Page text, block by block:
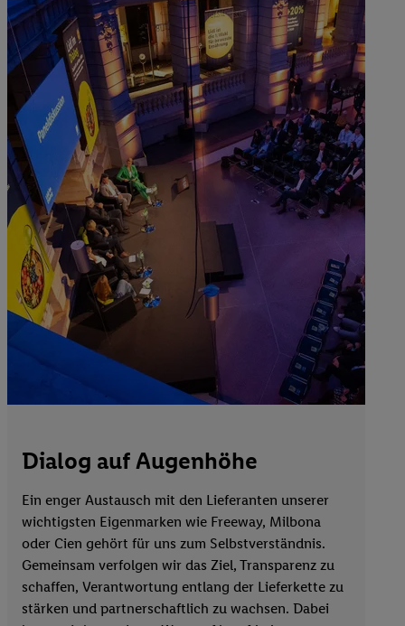
Dialog auf Augenhöhe
Ein enger Austausch mit den Lieferanten unserer
wichtigsten Eigenmarken wie Freeway, Milbona
oder Cien gehört für uns zum Selbstverständnis.
Gemeinsam verfolgen wir das Ziel, Transparenz zu
schaffen, Verantwortung entlang der Lieferkette zu
stärken und partnerschaftlich zu wachsen. Dabei